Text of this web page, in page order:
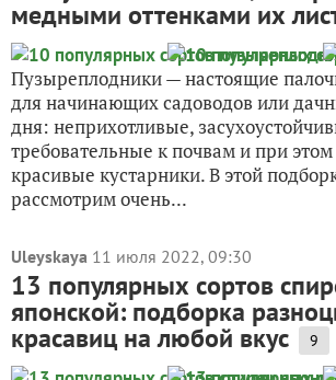
медными оттенками их
Пузыреплодники — настоящие
для начинающих садоводов или
дня: неприхотливые,
требовательные к почвам и при
красивые кустарники. В этой
рассмотрим очень...
Uleyskaya 11 июля 2022, 09:30
13 популярных сортов
японской: подборка
красавиц на любой вкус 9